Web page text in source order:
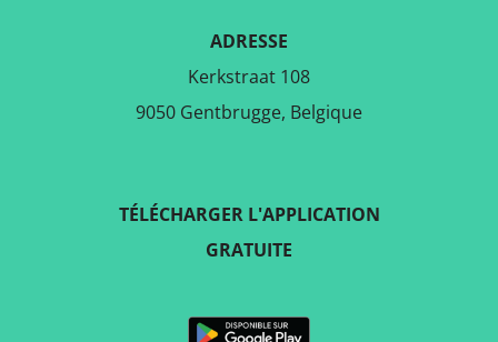
ADRESSE
Kerkstraat 108
9050 Gentbrugge, Belgique
TÉLÉCHARGER L'APPLICATION
GRATUITE